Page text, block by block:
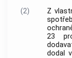
(2)
Z
23
dodal